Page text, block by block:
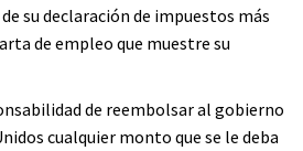
su declaración de impuestos más
de empleo que muestre su
de reembolsar al gobierno
cualquier monto que se le deba